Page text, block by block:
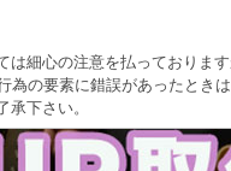
は細心の注意を払っておりま
為の要素に錯誤があったとき
下さい。